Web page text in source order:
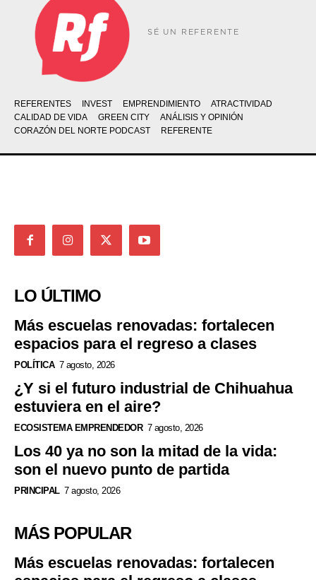
SÉ UN REFERENTE
REFERENTES INVEST EMPRENDIMIENTO
ATRACTIVIDAD
CALIDAD DE VIDA
GREEN CITY
ANÁLISIS Y OPINIÓN
CORAZÓN DEL NORTE PODCAST
REFERENTE
LO ÚLTIMO
Más escuelas renovadas: fortalecen
espacios para el regreso a clases
POLÍTICA 7 agosto, 2026
¿Y si el futuro industrial de Chihuahua
estuviera en el aire?
ECOSISTEMA EMPRENDEDOR 7 agosto, 2026
Los 40 ya no son la mitad de la vida:
son el nuevo punto de partida
PRINCIPAL 7 agosto, 2026
MÁS POPULAR
Más escuelas renovadas: fortalecen